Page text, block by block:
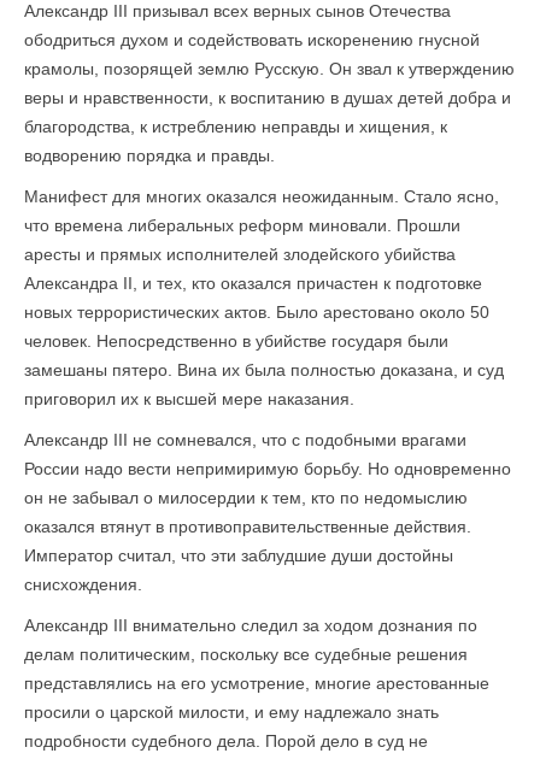
Александр III призывал всех верных сынов Отечества
ободриться духом и содействовать искоренению гнусной
крамолы, позорящей землю Русскую. Он звал к утверждению
веры и нравственности, к воспитанию в душах детей добра и
благородства, к истреблению неправды и хищения, к
водворению порядка и правды.
Манифест для многих оказался неожиданным. Стало ясно,
что времена либеральных реформ миновали. Прошли
аресты и прямых исполнителей злодейского убийства
Александра II, и тех, кто оказался причастен к подготовке
новых террористических актов. Было арестовано около 50
человек. Непосредственно в убийстве государя были
замешаны пятеро. Вина их была полностью доказана, и суд
приговорил их к высшей мере наказания.
Александр III не сомневался, что с подобными врагами
России надо вести непримиримую борьбу. Но одновременно
он не забывал о милосердии к тем, кто по недомыслию
оказался втянут в противоправительственные действия.
Император считал, что эти заблудшие души достойны
снисхождения.
Александр III внимательно следил за ходом дознания по
делам политическим, поскольку все судебные решения
представлялись на его усмотрение, многие арестованные
просили о царской милости, и ему надлежало знать
подробности судебного дела. Порой дело в суд не